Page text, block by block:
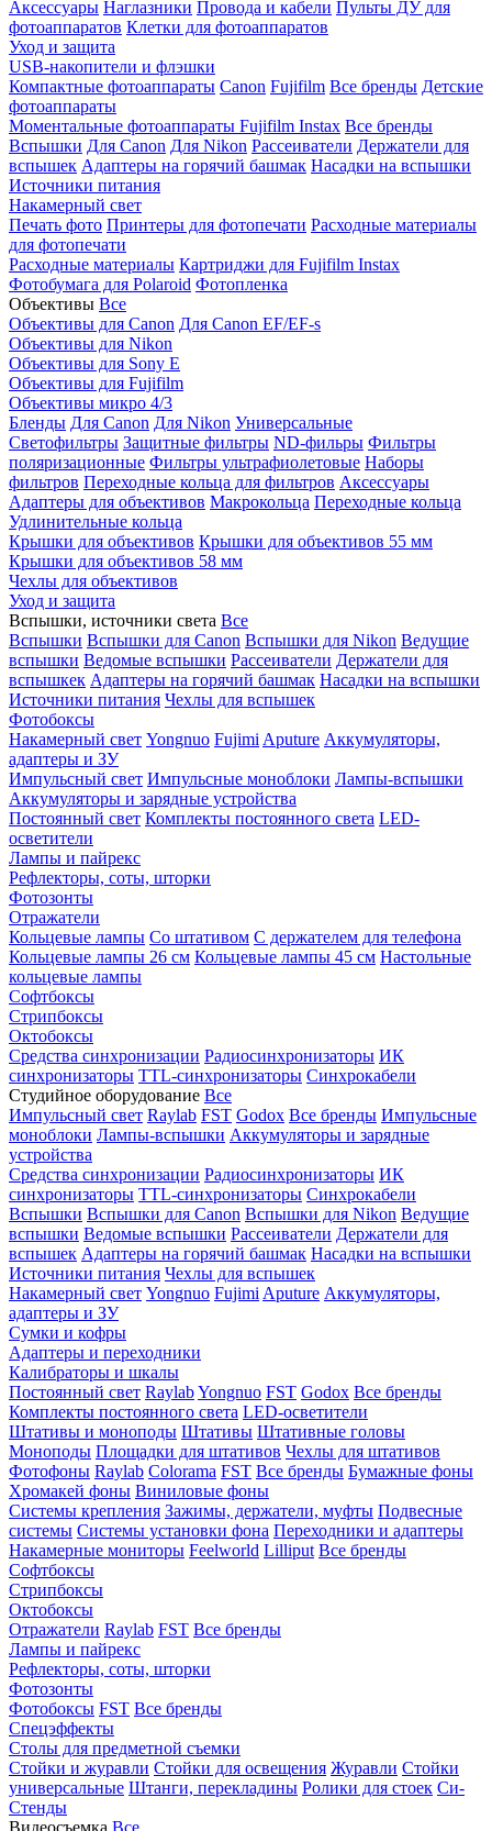
Аксессуары Наглазники Провода и кабели Пульты ДУ для
фотоаппаратов Клетки для фотоаппаратов
Уход и защита
USB-накопители и флэшки
Компактные фотоаппараты Canon Fujifilm Все бренды Детские
фотоаппараты
Моментальные фотоаппараты Fujifilm Instax Все бренды
Вспышки Для Canon Для Nikon Рассеиватели Держатели для
вспышек Адаптеры на горячий башмак Насадки на вспышки
Источники питания
Накамерный свет
Печать фото Принтеры для фотопечати Расходные материалы
для фотопечати
Расходные материалы Картриджи для Fujifilm Instax
Фотобумага для Polaroid Фотопленка
Объективы Все
Объективы для Canon Для Canon EF/EF-s
Объективы для Nikon
Объективы для Sony E
Объективы для Fujifilm
Объективы микро 4/3
Бленды Для Canon Для Nikon Универсальные
Светофильтры Защитные фильтры ND-фильры Фильтры
поляризационные Фильтры ультрафиолетовые Наборы
фильтров Переходные кольца для фильтров Аксессуары
Адаптеры для объективов Макрокольца Переходные кольца
Удлинительные кольца
Крышки для объективов Крышки для объективов 55 мм
Крышки для объективов 58 мм
Чехлы для объективов
Уход и защита
Вспышки, источники света Все
Вспышки Вспышки для Canon Вспышки для Nikon Ведущие
вспышки Ведомые вспышки Рассеиватели Держатели для
вспышкек Адаптеры на горячий башмак Насадки на вспышки
Источники питания Чехлы для вспышек
Фотобоксы
Накамерный свет Yongnuo Fujimi Aputure Аккумуляторы,
адаптеры и ЗУ
Импульсный свет Импульсные моноблоки Лампы-вспышки
Аккумуляторы и зарядные устройства
Постоянный свет Комплекты постоянного света LED-
осветители
Лампы и пайрекс
Рефлекторы, соты, шторки
Фотозонты
Отражатели
Кольцевые лампы Со штативом С держателем для телефона
Кольцевые лампы 26 см Кольцевые лампы 45 см Настольные
кольцевые лампы
Софтбоксы
Стрипбоксы
Октобоксы
Средства синхронизации Радиосинхронизаторы ИК
синхронизаторы TTL-синхронизаторы Синхрокабели
Студийное оборудование Все
Импульсный свет Raylab FST Godox Все бренды Импульсные
моноблоки Лампы-вспышки Аккумуляторы и зарядные
устройства
Средства синхронизации Радиосинхронизаторы ИК
синхронизаторы TTL-синхронизаторы Синхрокабели
Вспышки Вспышки для Canon Вспышки для Nikon Ведущие
вспышки Ведомые вспышки Рассеиватели Держатели для
вспышек Адаптеры на горячий башмак Насадки на вспышки
Источники питания Чехлы для вспышек
Накамерный свет Yongnuo Fujimi Aputure Аккумуляторы,
адаптеры и ЗУ
Сумки и кофры
Адаптеры и переходники
Калибраторы и шкалы
Постоянный свет RaylabYongnuo FST Godox Все бренды
Комплекты постоянного света LED-осветители
Штативы и моноподы Штативы Штативные головы
Моноподы Площадки для штативов Чехлы для штативов
Фотофоны Raylab Colorama FST Все бренды Бумажные фоны
Хромакей фоны Виниловые фоны
Системы крепления Зажимы, держатели, муфты Подвесные
системы Системы установки фона Переходники и адаптеры
Накамерные мониторы Feelworld Lilliput Все бренды
Софтбоксы
Стрипбоксы
Октобоксы
Отражатели Raylab FST Все бренды
Лампы и пайрекс
Рефлекторы, соты, шторки
Фотозонты
Фотобоксы FST Все бренды
Спецэффекты
Столы для предметной съемки
Стойки и журавли Стойки для освещения Журавли Стойки
универсальные Штанги, перекладины Ролики для стоек Си-
Стенды
Видеосъемка Все